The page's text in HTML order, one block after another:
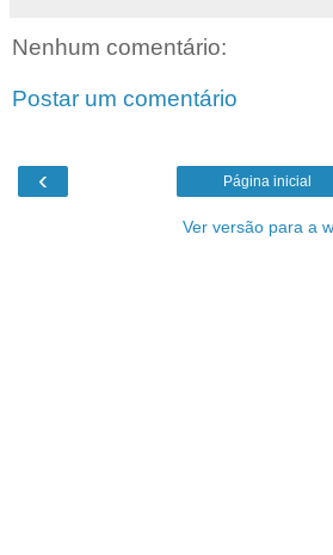
Nenhum comentário:
Postar um comentário
‹ Página inicial
Ver versão para a